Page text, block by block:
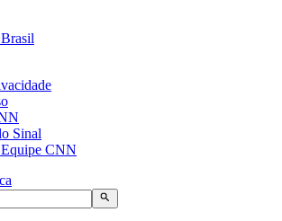
Sinal
Equipe CNN